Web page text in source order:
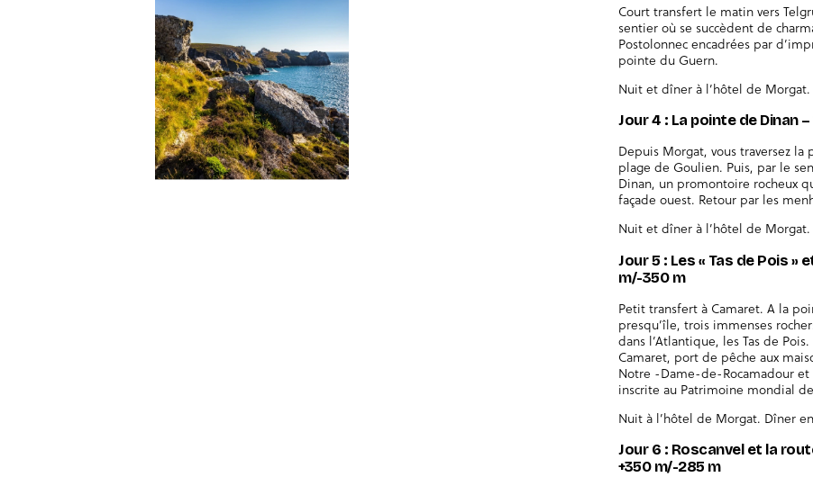
Court transfert le matin vers
sentier où se succèdent de
Postolonnec encadrées par
pointe du Guern.
Nuit et dîner à l’hôtel de Morgat.
Jour 4 : La pointe de Dinan
Depuis Morgat, vous traversez
plage de Goulien. Puis, par le
Dinan, un promontoire rocheux
façade ouest. Retour par les
Nuit et dîner à l’hôtel de Morgat.
Jour 5 : Les « Tas de Pois »
m/-350 m
Petit transfert à Camaret. A la
presqu’île, trois immenses
dans l’Atlantique, les Tas de
Camaret, port de pêche aux
Notre -Dame-de-Rocamadour et
inscrite au Patrimoine mondial
Nuit à l’hôtel de Morgat. Dîner
Jour 6 : Roscanvel et la
+350 m/-285 m